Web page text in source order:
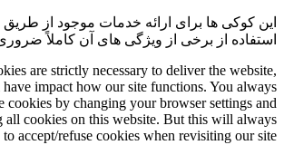
این کوکی ها برای ارائه خدمات موجود از
استفاده از برخی از ویژگی های آن کاملاً
are strictly necessary to deliver the website,
impact how our site functions. You always
cookies by changing your browser settings and
all cookies on this website. But this will always
accept/refuse cookies when revisiting our site.